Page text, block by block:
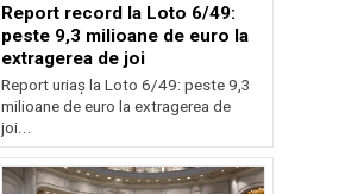
Report record la Loto 6/49:
peste 9,3 milioane de euro la
extragerea de joi
Report uriaș la Loto 6/49: peste 9,3
milioane de euro la extragerea de
joi...